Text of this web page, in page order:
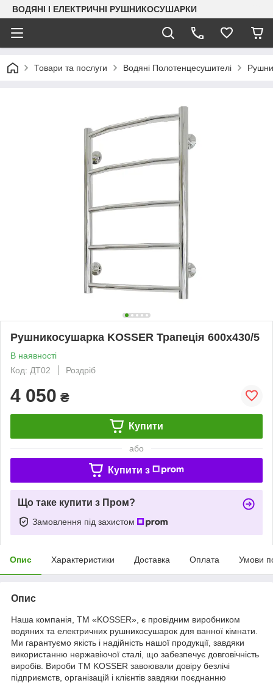
ВОДЯНІ І ЕЛЕКТРИЧНІ РУШНИКОСУШАРКИ
Товари та послуги Водяні Полотенцесушителі
Рушникосушарка KOSSER Трапеція 600х430/5
В наявності
Код: ДТ02
Роздріб
4 050 ₴
Купити
або
Купити з
Що таке купити з Пром?
Замовлення під захистом
Опис Характеристики Доставка Оплата Умови
Опис
Наша компанія, ТМ «KOSSER», є провідним виробником
водяних та електричних рушникосушарок для ванної кімнати.
Ми гарантуємо якість і надійність нашої продукції, завдяки
використанню нержавіючої сталі, що забезпечує довговічність
виробів. Вироби ТМ KOSSER завоювали довіру безлічі
підприємств, організацій і клієнтів завдяки поєднанню